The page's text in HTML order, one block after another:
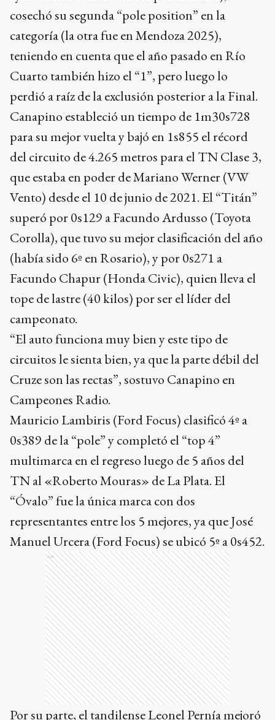
cosechó su segunda “pole position” en la
categoría (la otra fue en Mendoza 2025),
teniendo en cuenta que el año pasado en Río
Cuarto también hizo el “1”, pero luego lo
perdió a raíz de la exclusión posterior a la Final.
Canapino estableció un tiempo de 1m30s728
para su mejor vuelta y bajó en 1s855 el récord
del circuito de 4.265 metros para el TN Clase 3,
que estaba en poder de Mariano Werner (VW
Vento) desde el 10 de junio de 2021. El “Titán”
superó por 0s129 a Facundo Ardusso (Toyota
Corolla), que tuvo su mejor clasificación del año
(había sido 6º en Rosario), y por 0s271 a
Facundo Chapur (Honda Civic), quien lleva el
tope de lastre (40 kilos) por ser el líder del
campeonato.
“El auto funciona muy bien y este tipo de
circuitos le sienta bien, ya que la parte débil del
Cruze son las rectas”, sostuvo Canapino en
Campeones Radio.
Mauricio Lambiris (Ford Focus) clasificó 4º a
0s389 de la “pole” y completó el “top 4”
multimarca en el regreso luego de 5 años del
TN al «Roberto Mouras» de La Plata. El
“Óvalo” fue la única marca con dos
representantes entre los 5 mejores, ya que José
Manuel Urcera (Ford Focus) se ubicó 5º a 0s452.
Ads
Por su parte, el tandilense Leonel Pernía mejoró